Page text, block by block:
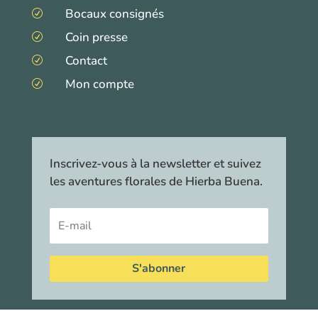
R Bocaux consignés
R Coin presse
R Contact
R Mon compte
Inscrivez-vous à la newsletter et suivez
les aventures florales de Hierba Buena.
S'abonner